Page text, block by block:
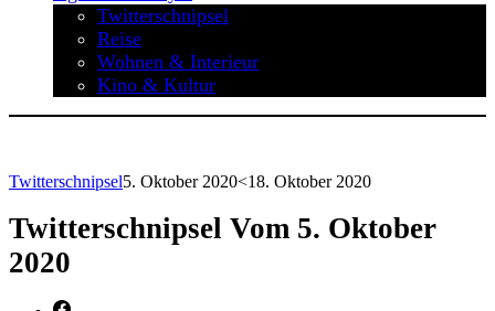
Twitterschnipsel
Reise
Wohnen & Interieur
Kino & Kultur
Twitterschnipsel5. Oktober 2020<18. Oktober 2020
Twitterschnipsel Vom 5. Oktober
2020